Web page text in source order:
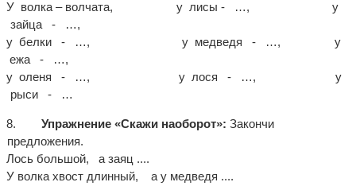
У волка – волчата, у лисы - …, у
зайца - …,
у белки - …, у медведя - …, у
ежа - …,
у оленя - …, у лося - …, у
рыси - …
8. Упражнение «Скажи наоборот»: Закончи
предложения.
Лось большой, а заяц ....
У волка хвост длинный, а у медведя ....